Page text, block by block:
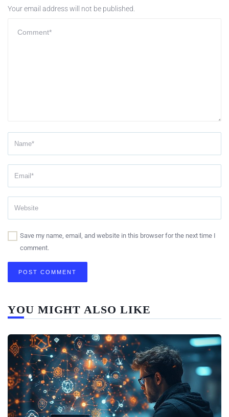
Your email address will not be published.
Save my name, email, and website in this browser for the next time I
comment.
YOU MIGHT ALSO LIKE